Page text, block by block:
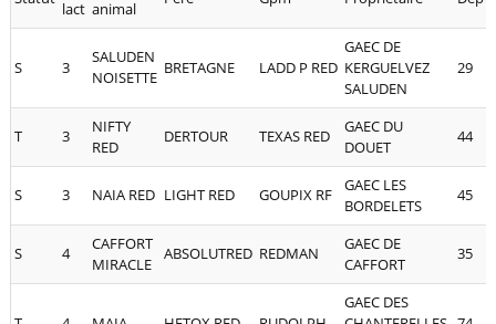
lact animal
S 3
SALUDEN
NOISETTE BRETAGNE LADD P RED
GAEC DE
KERGUELVEZ
SALUDEN
29
T 3
NIFTY
RED
DERTOUR TEXAS RED
GAEC DU
DOUET
44
S 3 NAIA RED LIGHT RED GOUPIX RF
GAEC LES
BORDELETS
45
S 4
CAFFORT
MIRACLE
ABSOLUTRED REDMAN
GAEC DE
CAFFORT
35
GAEC DES